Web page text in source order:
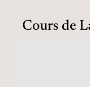
Cours de